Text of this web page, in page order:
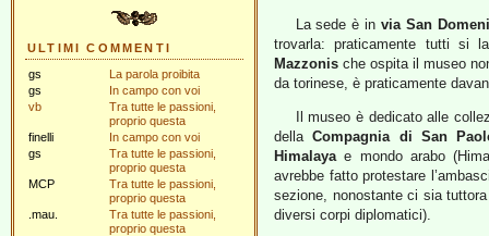
ULTIMI COMMENTI
gs
La parola proibita
gs
In campo con voi
vb
Tra tutte le passioni,
proprio questa
finelli
In campo con voi
gs
Tra tutte le passioni,
proprio questa
MCP
Tra tutte le passioni,
proprio questa
.mau.
Tra tutte le passioni,
proprio questa
La sede è invia San
trovarla: praticamente tutti si
Mazzonis che ospita il museo
da torinese, è praticamente
Il museo è dedicato alle
dellaCompagnia di San
Himalayae mondo arabo
avrebbe fatto protestare
sezione, nonostante ci sia
diversi corpi diplomatici).